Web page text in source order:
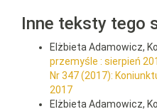
Inne teksty tego
Elżbieta Adamowicz,
przemyśle : sierpień
Nr 347 (2017):
2017
Elżbieta Adamowicz,